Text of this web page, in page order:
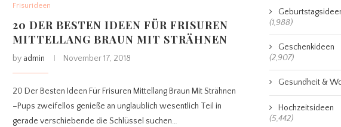
Frisurideen
20 DER BESTEN IDEEN FÜR FRISUREN
MITTELLANG BRAUN MIT STRÄHNEN
by admin November 17, 2018
20 Der Besten Ideen Für Frisuren Mittellang Braun Mit Strähnen
–Pups zweifellos genieße an unglaublich wesentlich Teil in
gerade verschiebende die Schlüssel suchen…
(1,988)
Geschenkideen
(2,907)
Gesundheit &
Hochzeitsideen
(5,442)